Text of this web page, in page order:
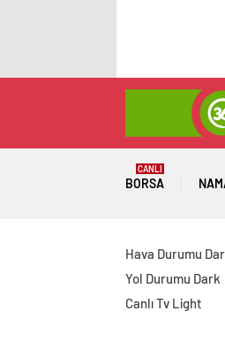
BORSA
CANLI
Hava Durumu
Yol Durumu Dark
Canlı Tv Light